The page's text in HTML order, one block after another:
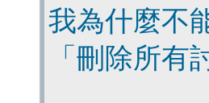
我為什麼不
「刪除所